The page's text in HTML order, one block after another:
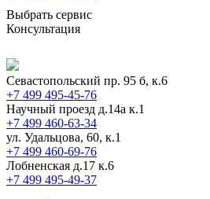
Выбрать сервис
Консультация
Севастопольский пр. 95 б, к.6
+7 499 495-45-76
Научный проезд д.14а к.1
+7 499 460-63-34
ул. Удальцова, 60, к.1
+7 499 460-69-76
Лобненская д.17 к.6
+7 499 495-49-37